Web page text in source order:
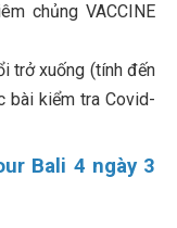
chủng VACCINE
trở xuống (tính đến
bài kiểm tra Covid-
Bali 4 ngày 3